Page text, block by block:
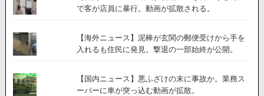
が
恐
し
い
で客が店員に暴行。動画が拡散される。
【海外ニュース】泥棒が玄関の郵便受けから手を
入れるも住民に発見。撃退の一部始終が公開。
【国内ニュース】悪ふざけの末に事故か。業務ス
ーパーに車が突っ込む動画が拡散。